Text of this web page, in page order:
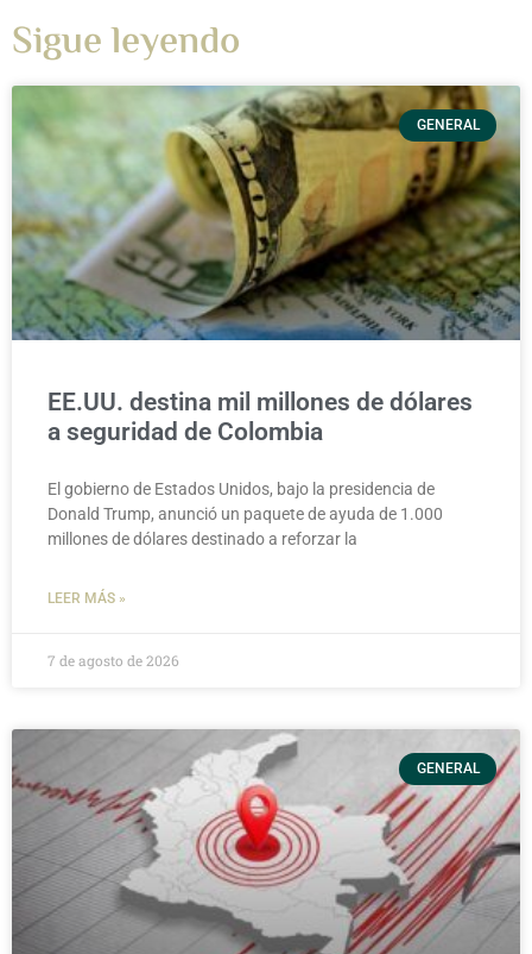
Sigue leyendo
GENERAL
EE.UU. destina mil millones de dólares
a seguridad de Colombia
El gobierno de Estados Unidos, bajo la presidencia de
Donald Trump, anunció un paquete de ayuda de 1.000
millones de dólares destinado a reforzar la
LEER MÁS »
7 de agosto de 2026
GENERAL